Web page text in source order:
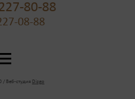
80-88
08-88
/ Веб-студия Dizgo